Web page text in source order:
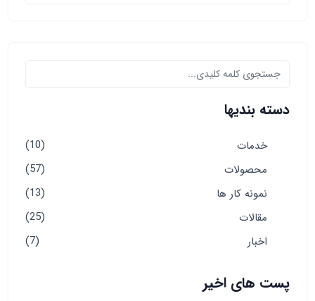
دسته بندیها
خدمات
(10)
محصولات
(57)
نمونه کار ها
(13)
مقالات
(25)
اخبار
(7)
پست های اخیر